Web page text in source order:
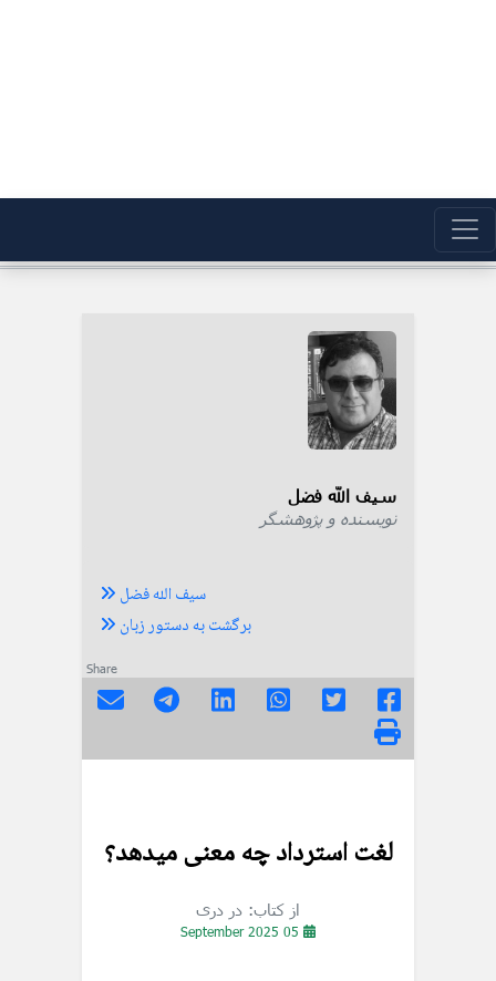
سیف الله فضل
نویسنده و پژوهشگر
سیف الله فضل
برگشت به دستور زبان
Share
لغت استرداد چه معنی میدهد؟
از کتاب: در دری
05 September 2025